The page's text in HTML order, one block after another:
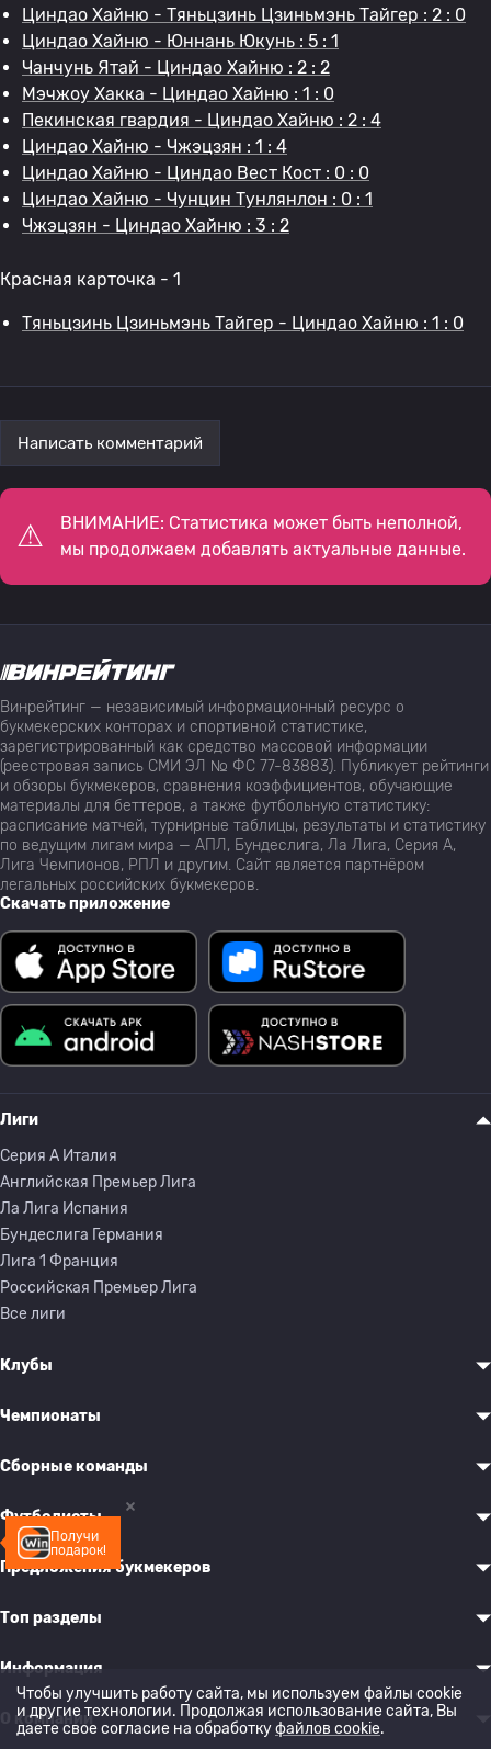
Циндао Хайню - Тяньцзинь Цзиньмэнь Тайгер : 2 : 0
Циндао Хайню - Юннань Юкунь : 5 : 1
Чанчунь Ятай - Циндао Хайню : 2 : 2
Мэчжоу Хакка - Циндао Хайню : 1 : 0
Пекинская гвардия - Циндао Хайню : 2 : 4
Циндао Хайню - Чжэцзян : 1 : 4
Циндао Хайню - Циндао Вест Кост : 0 : 0
Циндао Хайню - Чунцин Тунлянлон : 0 : 1
Чжэцзян - Циндао Хайню : 3 : 2
Красная карточка - 1
Тяньцзинь Цзиньмэнь Тайгер - Циндао Хайню : 1 : 0
Написать комментарий
ВНИМАНИЕ: Статистика может быть неполной,
мы продолжаем добавлять актуальные данные.
Получи
подарок!
Винрейтинг — независимый информационный ресурс о
букмекерских конторах и спортивной статистике,
зарегистрированный как средство массовой информации
(реестровая запись СМИ ЭЛ № ФС 77-83883). Публикует рейтинги
и обзоры букмекеров, сравнения коэффициентов, обучающие
материалы для беттеров, а также футбольную статистику:
расписание матчей, турнирные таблицы, результаты и статистику
по ведущим лигам мира — АПЛ, Бундеслига, Ла Лига, Серия А,
Лига Чемпионов, РПЛ и другим. Сайт является партнёром
легальных российских букмекеров.
Скачать приложение
Лиги
Серия A Италия
Английская Премьер Лига
Ла Лига Испания
Бундеслига Германия
Лига 1 Франция
Российская Премьер Лига
Все лиги
Клубы
Чемпионаты
Сборные команды
Футболисты
Предложения букмекеров
Топ разделы
Информация
О компании
Чтобы улучшить работу сайта, мы используем файлы cookie
и другие технологии. Продолжая использование сайта, Вы
даете свое согласие на обработкуфайлов cookie.